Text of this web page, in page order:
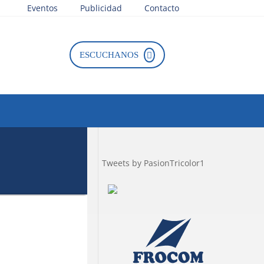
Eventos Publicidad Contacto
ESCUCHANOS
Tweets by PasionTricolor1